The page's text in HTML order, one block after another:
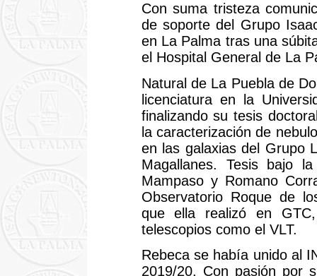
Con suma tristeza
de soporte del Grupo
en La Palma tras una
el Hospital General de La
Natural de La Puebla de
licenciatura en la
finalizando su tesis
la caracterización de
en las galaxias del Grupo
Magallanes. Tesis bajo
Mampaso y Romano
Observatorio Roque de
que ella realizó en
telescopios como el VLT.
Rebeca se había unido al
2019/20. Con pasión por